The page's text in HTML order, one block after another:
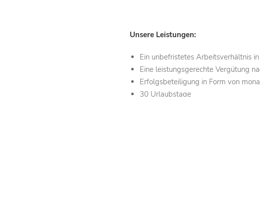
Unsere Leistungen:
Ein unbefristetes Arbeitsverhältnis
Eine leistungsgerechte Vergütung
Erfolgsbeteiligung in Form von
30 Urlaubstage